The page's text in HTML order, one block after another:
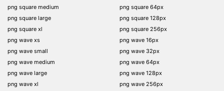
png square medium
png square large
png square xl
png wave xs
png wave small
png wave medium
png wave large
png wave xl
png square 64px
png square 128px
png square 256px
png wave 16px
png wave 32px
png wave 64px
png wave 128px
png wave 256px